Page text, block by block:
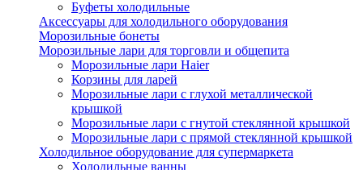
Буфеты холодильные
Аксессуары для холодильного оборудования
Морозильные бонеты
Морозильные лари для торговли и общепита
Морозильные лари Haier
Корзины для ларей
Морозильные лари с глухой металлической
крышкой
Морозильные лари с гнутой стеклянной крышкой
Морозильные лари с прямой стеклянной крышкой
Холодильное оборудование для супермаркета
Холодильные ванны